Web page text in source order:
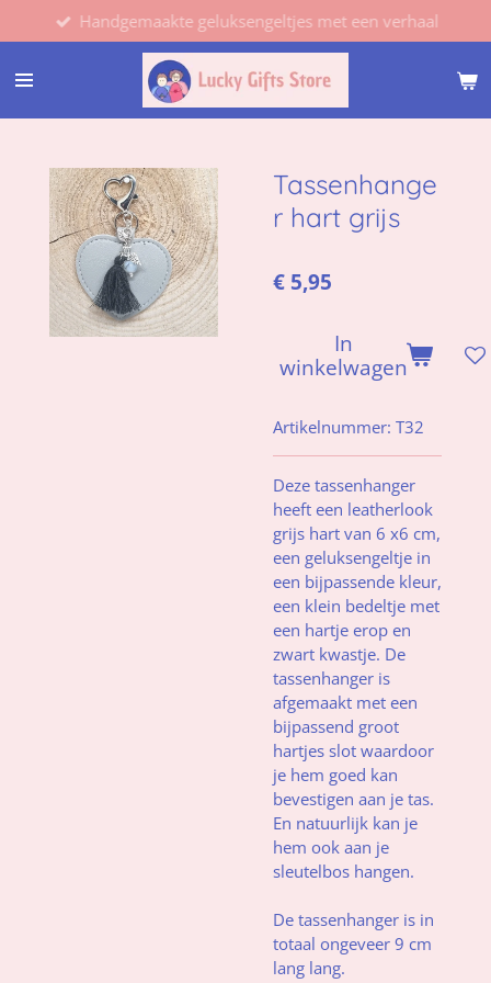
direct
naar
hoofdinhoud
Handgemaakte geluksengeltjes met een verhaal
Tassenhange
r hart grijs
€ 5,95
In
winkelwagen
Artikelnummer: T32
Deze tassenhanger
heeft een leatherlook
grijs hart van 6 x6 cm,
een geluksengeltje in
een bijpassende kleur,
een klein bedeltje met
een hartje erop en
zwart kwastje. De
tassenhanger is
afgemaakt met een
bijpassend groot
hartjes slot waardoor
je hem goed kan
bevestigen aan je tas.
En natuurlijk kan je
hem ook aan je
sleutelbos hangen.
De tassenhanger is in
totaal ongeveer 9 cm
lang lang.